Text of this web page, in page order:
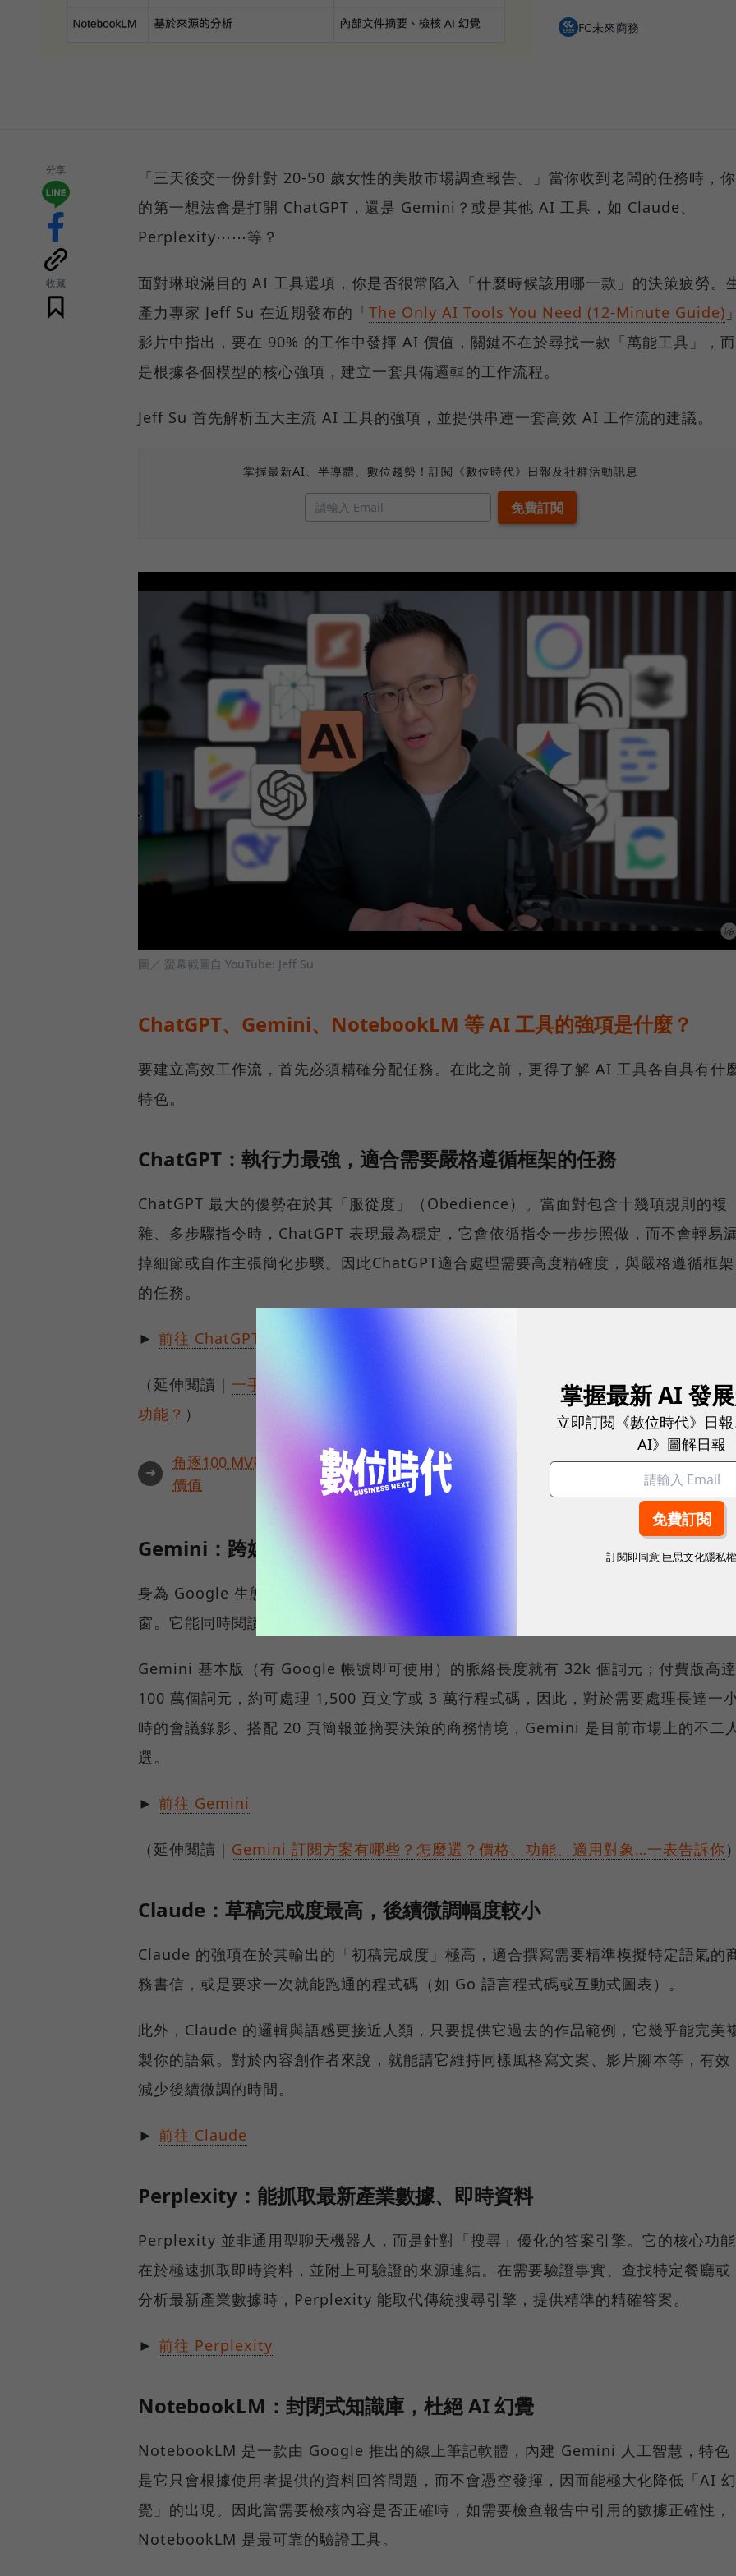
FC未來商務
分享
收藏
「三天後交一份針對 20-50 歲女性的美妝市場調查報告。」當你收到老闆的任務時，你
的第一想法會是打開 ChatGPT，還是 Gemini？或是其他 AI 工具，如 Claude、
Perplexity⋯⋯等？
面對琳琅滿目的 AI 工具選項，你是否很常陷入「什麼時候該用哪一款」的決策疲勞。
產力專家 Jeff Su 在近期發布的「The Only AI Tools You Need (12-Minute Guide)
影片中指出，要在 90% 的工作中發揮 AI 價值，關鍵不在於尋找一款「萬能工具」，而
是根據各個模型的核心強項，建立一套具備邏輯的工作流程。
Jeff Su 首先解析五大主流 AI 工具的強項，並提供串連一套高效 AI 工作流的建議。
掌握最新AI、半導體、數位趨勢！訂閱《數位時代》日報及社群活動訊息
圖／ 螢幕截圖自 YouTube: Jeff Su
ChatGPT、Gemini、NotebookLM 等 AI 工具的強項是什麼？
要建立高效工作流，首先必須精確分配任務。在此之前，更得了解 AI 工具各自具有什
特色。
ChatGPT：執行力最強，適合需要嚴格遵循框架的任務
ChatGPT 最大的優勢在於其「服從度」（Obedience）。當面對包含十幾項規則的複
雜、多步驟指令時，ChatGPT 表現最為穩定，它會依循指令一步步照做，而不會輕易
掉細節或自作主張簡化步驟。因此ChatGPT適合處理需要高度精確度，與嚴格遵循框架
的任務。
► 前往 ChatGPT
（延伸閱讀｜ 一手評測｜ChatGPT 攻略：從對話框的「＋」到選單介面，有哪些超好
功能？ ）
➜
角逐100 MVP盛典雙重榮耀！國際品牌X經理人特別肯定，展現AI時代最具潛力的核心
價值
Gemini：跨媒體處理它最強
身為 Google 生態系的核心，Gemini 的超能力在於原生多模態處理與超長上下文視
窗。它能同時閱讀文件、聽取音訊並觀看長影片，並將這些資訊整合為一份 SOP。
Gemini 基本版（有 Google 帳號即可使用）的脈絡長度就有 32k 個詞元；付費版高達
100 萬個詞元，約可處理 1,500 頁文字或 3 萬行程式碼，因此，對於需要處理長達一
時的會議錄影、搭配 20 頁簡報並摘要決策的商務情境，Gemini 是目前市場上的不二
選。
► 前往 Gemini
（延伸閱讀｜ Gemini 訂閱方案有哪些？怎麼選？價格、功能、適用對象…一表告訴你
Claude：草稿完成度最高，後續微調幅度較小
Claude 的強項在於其輸出的「初稿完成度」極高，適合撰寫需要精準模擬特定語氣的
務書信，或是要求一次就能跑通的程式碼（如 Go 語言程式碼或互動式圖表）。
此外，Claude 的邏輯與語感更接近人類，只要提供它過去的作品範例，它幾乎能完美
製你的語氣。對於內容創作者來說，就能請它維持同樣風格寫文案、影片腳本等，有效
減少後續微調的時間。
► 前往 Claude
Perplexity：能抓取最新產業數據、即時資料
Perplexity 並非通用型聊天機器人，而是針對「搜尋」優化的答案引擎。它的核心功能
在於極速抓取即時資料，並附上可驗證的來源連結。在需要驗證事實、查找特定餐廳或
分析最新產業數據時，Perplexity 能取代傳統搜尋引擎，提供精準的精確答案。
► 前往 Perplexity
NotebookLM：封閉式知識庫，杜絕 AI 幻覺
NotebookLM 是一款由 Google 推出的線上筆記軟體，內建 Gemini 人工智慧，特色
是它只會根據使用者提供的資料回答問題，而不會憑空發揮，因而能極大化降低「AI 幻
覺」的出現。因此當需要檢核內容是否正確時，如需要檢查報告中引用的數據正確性，
NotebookLM 是最可靠的驗證工具。
掌握最新 AI 發
立即訂閱《數位時代》日
AI》圖解日報
訂閱即同意 巨思文化隱私